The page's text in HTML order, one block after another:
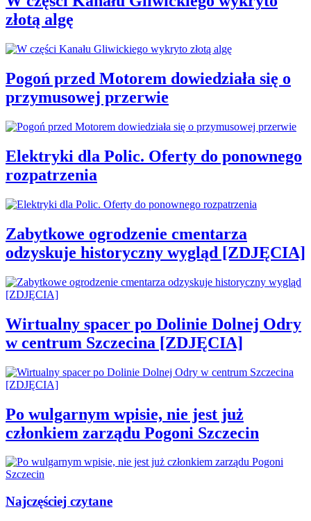
złotą algę
Pogoń przed Motorem dowiedziała się o
przymusowej przerwie
Elektryki dla Polic. Oferty do ponownego
rozpatrzenia
Zabytkowe ogrodzenie cmentarza
odzyskuje historyczny wygląd [ZDJĘCIA]
Wirtualny spacer po Dolinie Dolnej Odry
w centrum Szczecina [ZDJĘCIA]
Po wulgarnym wpisie, nie jest już
członkiem zarządu Pogoni Szczecin
Najczęściej czytane